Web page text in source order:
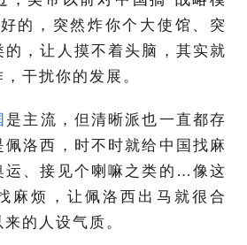
的，突然炸你个大使馆、突
，让人摸不着头脑，其实就
干扰你的发展。
是主流，但清晰派也一直都存
洛西，时不时就给中国找麻
运、接见个喇嘛之类的…像这
麻烦，让佩洛西出马就很合
的人设气质。